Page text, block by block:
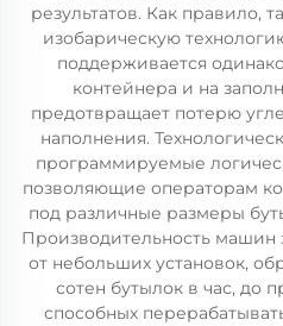
результатов. Как правило,
изобарическую
поддерживается
контейнера и на
предотвращает потерю
наполнения.
программируемые
позволяющие операторам
под различные размеры
Производительность машин
от небольших установок,
сотен бутылок в час, до
способных